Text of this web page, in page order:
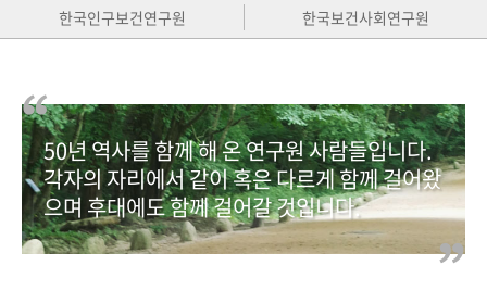
정책과 연구 키워드로 보는 연구 역사
연구자들
간행물 변천사
기록물 아카이브
사진 아카이브 문서 기록물 행정박물 영상 기록물
50+1주년 기념
+1
한국인구보건연구원
한국보건사회연구원
50년 역사를 함께 해 온 연구원 사람들입니다.
각자의 자리에서 같이 혹은 다르게 함께 걸어왔
으며 후대에도 함께 걸어갈 것입니다.